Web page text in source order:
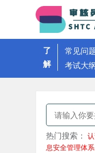
了
解
常见问
考试大
热门搜索：
息安全管理体